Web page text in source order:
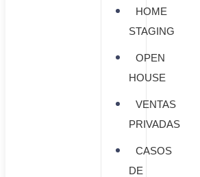
HOME
STAGING
OPEN
HOUSE
VENTAS
PRIVADAS
CASOS
DE